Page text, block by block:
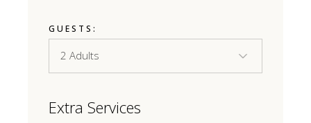
GUESTS:
Extra Services